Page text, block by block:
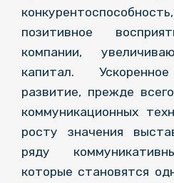
позитивное
компании,
капитал.
развитие, прежде
коммуникационных
росту значения
ряду
которые становятся